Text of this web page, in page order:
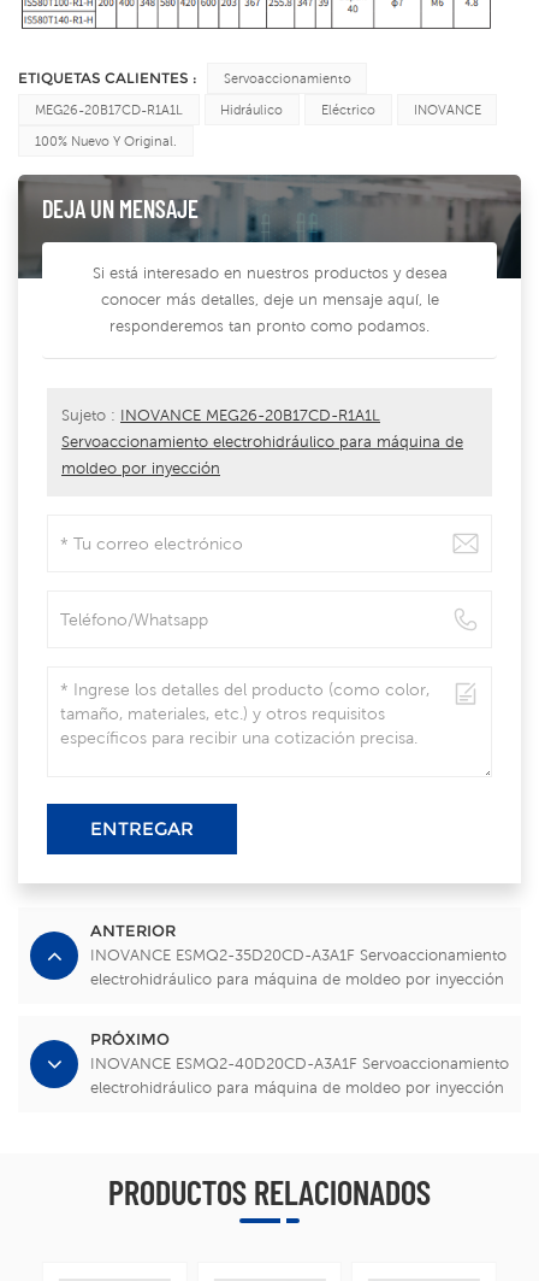
ETIQUETAS CALIENTES : Servoaccionamiento
MEG26-20B17CD-R1A1L Hidráulico Eléctrico INOVANCE
100% Nuevo Y Original.
DEJA UN MENSAJE
Si está interesado en nuestros productos y desea
conocer más detalles, deje un mensaje aquí, le
responderemos tan pronto como podamos.
Sujeto : INOVANCE MEG26-20B17CD-R1A1L
Servoaccionamiento electrohidráulico para máquina de
moldeo por inyección
ENTREGAR
ANTERIOR
INOVANCE ESMQ2-35D20CD-A3A1F Servoaccionamiento
electrohidráulico para máquina de moldeo por inyección
PRÓXIMO
INOVANCE ESMQ2-40D20CD-A3A1F Servoaccionamiento
electrohidráulico para máquina de moldeo por inyección
PRODUCTOS RELACIONADOS